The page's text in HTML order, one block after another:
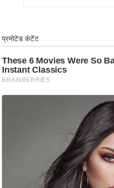
B
r
e
a
k
i